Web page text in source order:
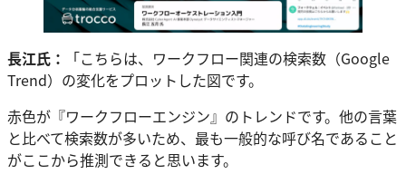
長江氏：
「こちらは、ワークフロー関連の検索数（Google
Trend）の変化をプロットした図です。
赤色が『ワークフローエンジン』のトレンドです。他の言葉
と比べて検索数が多いため、最も一般的な呼び名であること
がここから推測できると思います。